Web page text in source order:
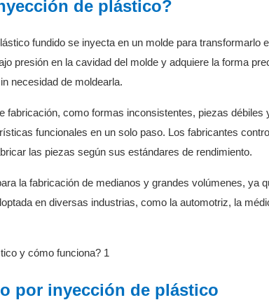
de plástico?
fundido se inyecta en un molde para transformarlo
presión en la cavidad del molde y adquiere la forma
necesidad de moldearla.
fabricación, como formas inconsistentes, piezas débiles
funcionales en un solo paso. Los fabricantes
las piezas según sus estándares de rendimiento.
la fabricación de medianos y grandes volúmenes, ya
en diversas industrias, como la automotriz, la
por inyección de plástico